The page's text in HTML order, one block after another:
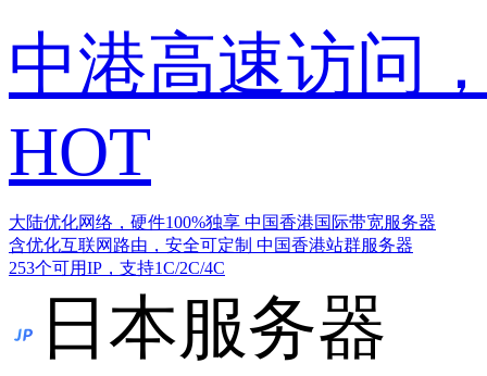
中港高速访问
HOT
大陆优化网络，硬件100%独享 中国香港国际带宽服务器
含优化互联网路由，安全可定制 中国香港站群服务器
253个可用IP，支持1C/2C/4C
日本服务器